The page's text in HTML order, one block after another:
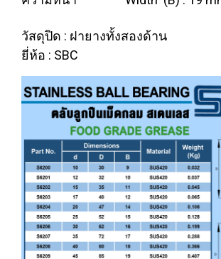
วัสดุปิด : ฝายางทั้งสองด้าน
ยี่ห้อ : SBC